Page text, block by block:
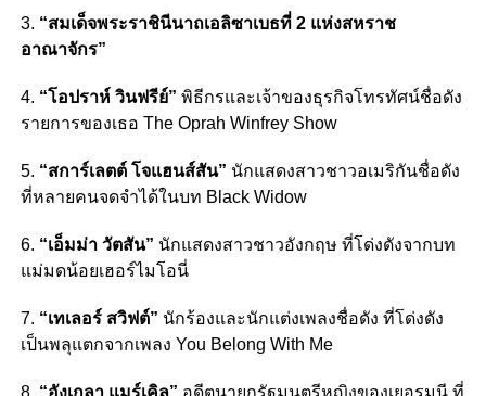
3. “สมเด็จพระราชินีนาถเอลิซาเบธที่ 2 แห่งสหราช
อาณาจักร”
4. “โอปราห์ วินฟรีย์” พิธีกรและเจ้าของธุรกิจโทรทัศน์ชื่อดัง
รายการของเธอ The Oprah Winfrey Show
5. “สการ์เลตต์ โจแฮนส์สัน” นักแสดงสาวชาวอเมริกันชื่อดัง
ที่หลายคนจดจำได้ในบท Black Widow
6. “เอ็มม่า วัตสัน” นักแสดงสาวชาวอังกฤษ ที่โด่งดังจากบท
แม่มดน้อยเฮอร์ไมโอนี่
7. “เทเลอร์ สวิฟต์” นักร้องและนักแต่งเพลงชื่อดัง ที่โด่งดัง
เป็นพลุแตกจากเพลง You Belong With Me